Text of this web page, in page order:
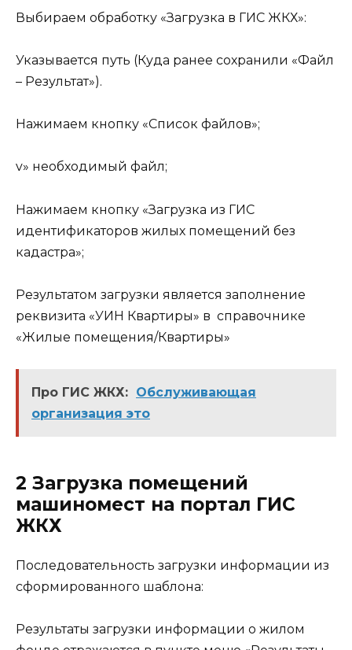
Выбираем обработку «Загрузка в ГИС ЖКХ»:
Указывается путь (Куда ранее сохранили «Файл
– Результат»).
Нажимаем кнопку «Список файлов»;
v» необходимый файл;
Нажимаем кнопку «Загрузка из ГИС
идентификаторов жилых помещений без
кадастра»;
Результатом загрузки является заполнение
реквизита «УИН Квартиры» в справочнике
«Жилые помещения/Квартиры»
Про ГИС ЖКХ: Обслуживающая
организация это
2 Загрузка помещений
машиномест на портал ГИС
ЖКХ
Последовательность загрузки информации из
сформированного шаблона:
Результаты загрузки информации о жилом